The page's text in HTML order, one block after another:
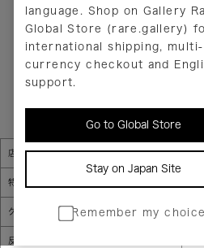
language. Shop on Gallery
Global Store (rare.gallery)
international shipping, multi-
currency checkout and
support.
Go to Global Store
Stay on Japan Site
Remember my choice
ヘルプ
お問い合わせ
当店について
店舗一覧 販
特定商取引法に基づく表示 個
グローバルプライバシーポリシー コ
反社会的勢力に対する基本方針